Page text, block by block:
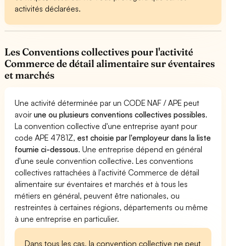
activités déclarées.
Les Conventions collectives pour l'activité
Commerce de détail alimentaire sur éventaires
et marchés
Une activité déterminée par un CODE NAF / APE peut
avoirune ou plusieurs conventions collectives possibles.
La convention collective d'une entreprise ayant pour
code APE 4781Z,est choisie par l'employeur dans la liste
fournie ci-dessous. Une entreprise dépend en général
d'une seule convention collective. Les conventions
collectives rattachées à l'activité Commerce de détail
alimentaire sur éventaires et marchés et à tous les
métiers en général, peuvent être nationales, ou
restreintes à certaines régions, départements ou même
à une entreprise en particulier.
Dans tous les cas, la convention collective ne peut